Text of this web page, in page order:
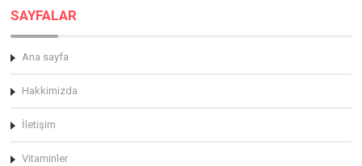
SAYFALAR
Ana sayfa
Hakkimizda
İletişim
Vitaminler